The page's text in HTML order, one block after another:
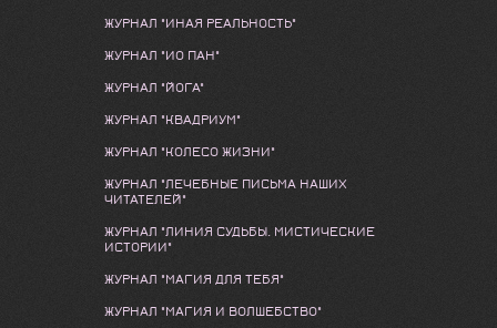
ЖУРНАЛ "ИНАЯ РЕАЛЬНОСТЬ"
ЖУРНАЛ "ИО ПАН"
ЖУРНАЛ "ЙОГА"
ЖУРНАЛ "КВАДРИУМ"
ЖУРНАЛ "КОЛЕСО ЖИЗНИ"
ЖУРНАЛ "ЛЕЧЕБНЫЕ ПИСЬМА НАШИХ
ЧИТАТЕЛЕЙ"
ЖУРНАЛ "ЛИНИЯ СУДЬБЫ. МИСТИЧЕСКИЕ
ИСТОРИИ"
ЖУРНАЛ "МАГИЯ ДЛЯ ТЕБЯ"
ЖУРНАЛ "МАГИЯ И ВОЛШЕБСТВО"